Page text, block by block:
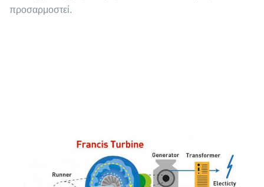
προσαρμοστεί.